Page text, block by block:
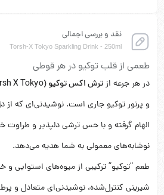
نقد و بررسی اجمالی
Torsh-X Tokyo Sparkling Drink - 250ml
طعمی از قلب توکیو در هر قوطی
در هر جرعه ازترش اکس توکیو (Torsh X Tokyo)
و پرنور توکیو جاری است. نوشیدنی‌ای که
الهام گرفته و با حس ترشی دلپذیر و طراوت
نوشابه‌های معمولی به شما هدیه می‌دهد.
طعم “توکیو” ترکیبی از میوه‌های استوایی و
شیرینی کنترل‌شده، نوشیدنی‌ای متعادل و